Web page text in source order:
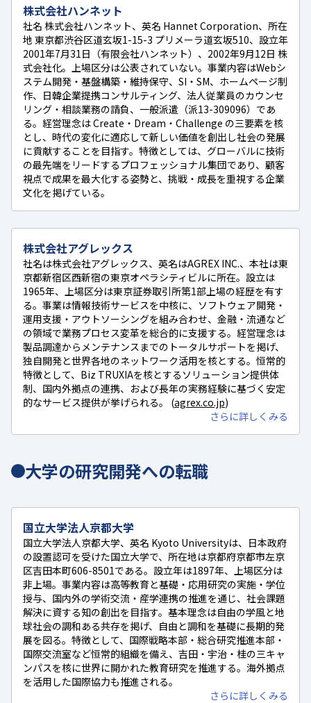
株式会社ハンネット
社名 株式会社ハンネット、英名 Hannet Corporation、所在
地 東京都渋谷区道玄坂1-15-3 プリメーラ道玄坂510、設立年
2001年7月31日（有限会社ハンネット）、2002年9月12日 株
式会社化。上場区分は公表されていない。事業内容はWebシ
ステム開発・基盤構築・維持保守、SI・SM、ホームページ制
作、日韓企業提携コンサルティング、法人従業員のカウンセ
リング・相談業務の請負、一般派遣（派13-309096）であ
る。経営理念は Create・Dream・Challenge の三要素を核
とし、時代の変化に適応して新しい価値を創出し社会の発展
に貢献することを目指す。特徴としては、グローバルに技術
の最先端をリードするプロフェッショナル集団であり、顧客
視点で成果を最大化する姿勢と、挑戦・成長を重視する企業
文化を掲げている。
株式会社アグレックス
社名は株式会社アグレックス、英名はAGREX INC.、本社は東
京都新宿区西新宿の東京オペラシティビルに所在。設立は
1965年、上場区分は東京証券取引所第1部上場の経歴を有す
る。事業は情報技術サービスを中核に、ソフトウェア開発・
運用支援・アウトソーシングを組み合わせ、金融・流通など
の領域で業務プロセス変革を総合的に支援する。経営理念は
製品調達からメンテナンスまでのトータルサポートを掲げ、
独自開発と世界各地のネットワーク活用を核とする。恒常的
特徴として、Biz TRUXIAを核とするソリューション提供体
制、国内外拠点の連携、および長年の実務経験に基づく安定
的なサービス提供が挙げられる。 (agrex.co.jp)
さらに詳しくみる
大学の研究開発への転職
国立大学法人京都大学
国立大学法人京都大学、英名 Kyoto Universityは、日本政府
の設置認可を受けた国立大学で、所在地は京都府京都市左京
区吉田本町606-8501である。設立年は1897年、上場区分は
非上場。事業内容は高等教育と基礎・応用研究の実施・学位
授与、国内外の学術交流・産学連携の推進を通じ、社会課題
解決に資する知の創出を目指す。基本理念は自由の学風と地
球社会の調和ある共存を掲げ、自由と調和を基礎に長期的発
展を図る。特徴として、国際戦略本部・総合研究推進本部・
国際交流室など恒常的組織を備え、吉田・宇治・桂の三キャ
ンパスを核に世界に開かれた教育研究を推進する。海外拠点
を活用した国際協力も推進される。
さらに詳しくみる